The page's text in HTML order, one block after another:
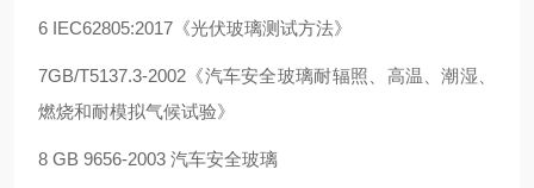
6 IEC62805:2017《光伏玻璃测试方法》
7GB/T5137.3-2002《汽车安全玻璃耐辐照、高温、潮湿、
燃烧和耐模拟气候试验》
8 GB 9656-2003 汽车安全玻璃